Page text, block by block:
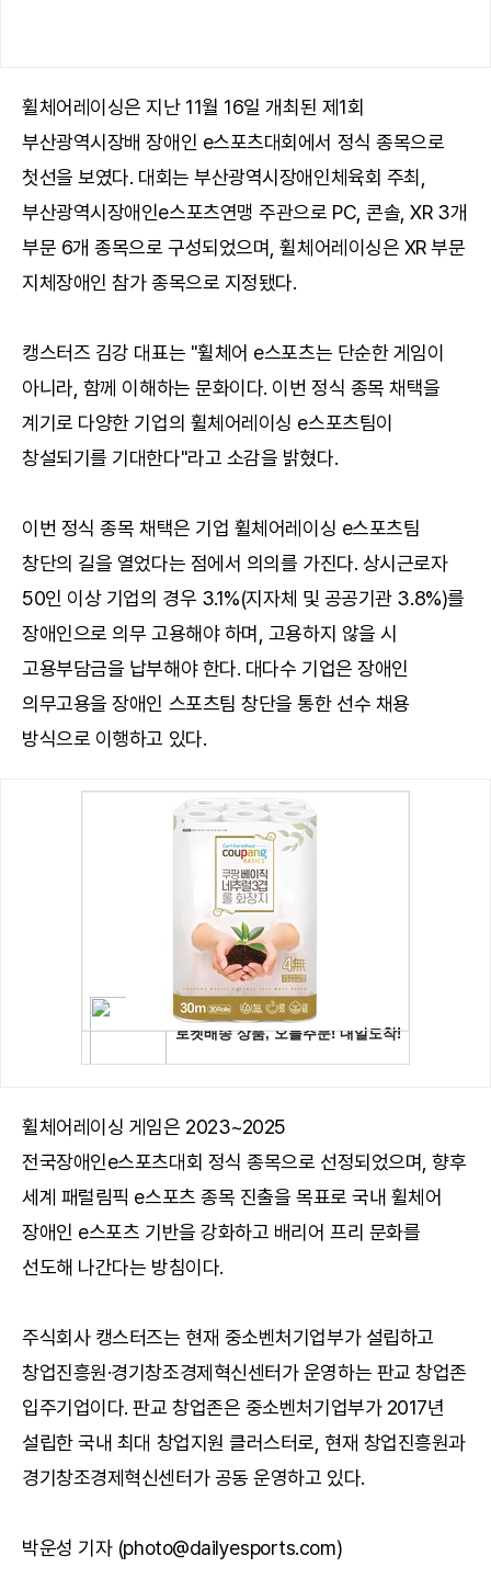
휠체어레이싱은 지난 11월 16일 개최된 제1회
부산광역시장배 장애인 e스포츠대회에서 정식 종목으로
첫선을 보였다. 대회는 부산광역시장애인체육회 주최,
부산광역시장애인e스포츠연맹 주관으로 PC, 콘솔, XR 3개
부문 6개 종목으로 구성되었으며, 휠체어레이싱은 XR 부문
지체장애인 참가 종목으로 지정됐다.
캥스터즈 김강 대표는 "휠체어 e스포츠는 단순한 게임이
아니라, 함께 이해하는 문화이다. 이번 정식 종목 채택을
계기로 다양한 기업의 휠체어레이싱 e스포츠팀이
창설되기를 기대한다"라고 소감을 밝혔다.
이번 정식 종목 채택은 기업 휠체어레이싱 e스포츠팀
창단의 길을 열었다는 점에서 의의를 가진다. 상시근로자
50인 이상 기업의 경우 3.1%(지자체 및 공공기관 3.8%)를
장애인으로 의무 고용해야 하며, 고용하지 않을 시
고용부담금을 납부해야 한다. 대다수 기업은 장애인
의무고용을 장애인 스포츠팀 창단을 통한 선수 채용
방식으로 이행하고 있다.
휠체어레이싱 게임은 2023~2025
전국장애인e스포츠대회 정식 종목으로 선정되었으며, 향후
세계 패럴림픽 e스포츠 종목 진출을 목표로 국내 휠체어
장애인 e스포츠 기반을 강화하고 배리어 프리 문화를
선도해 나간다는 방침이다.
주식회사 캥스터즈는 현재 중소벤처기업부가 설립하고
창업진흥원·경기창조경제혁신센터가 운영하는 판교 창업존
입주기업이다. 판교 창업존은 중소벤처기업부가 2017년
설립한 국내 최대 창업지원 클러스터로, 현재 창업진흥원과
경기창조경제혁신센터가 공동 운영하고 있다.
박운성 기자 (photo@dailyesports.com)